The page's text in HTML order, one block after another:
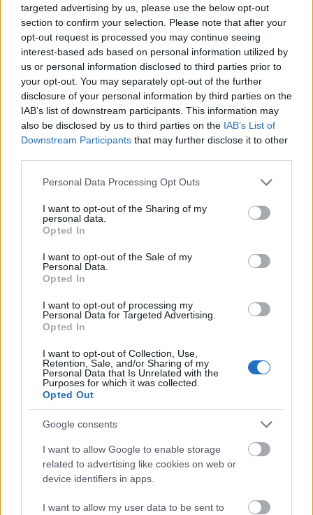
targeted advertising by us, please use the below opt-out
section to confirm your selection. Please note that after your
opt-out request is processed you may continue seeing
interest-based ads based on personal information utilized by
us or personal information disclosed to third parties prior to
your opt-out. You may separately opt-out of the further
disclosure of your personal information by third parties on the
IAB’s list of downstream participants. This information may
also be disclosed by us to third parties on the IAB’s List of
Downstream Participants that may further disclose it to other
Please note that this website/app uses one or more Google
not limited to your visit or usage behaviour. You may click to
grant or deny consent to Google and its third-party tags to
use your data for below specified purposes in below Google
consent section.
Personal Data Processing Opt Outs
I want to opt-out of the Sharing of my
personal data.
Opted In
I want to opt-out of the Sale of my
Personal Data.
Opted In
I want to opt-out of processing my
Personal Data for Targeted Advertising.
Opted In
I want to opt-out of Collection, Use,
Retention, Sale, and/or Sharing of my
Personal Data that Is Unrelated with the
Purposes for which it was collected.
Opted Out
Google consents
I want to allow Google to enable storage
related to advertising like cookies on web or
device identifiers in apps.
I want to allow my user data to be sent to
EU: Át kell alakítani a növényvédő
szerek európai engedélyezését a
beporzók érdekében
Greenpeace 2014. április 11.
Fontos méhegészségügyi konferenciát tartottak a
héten Brüsszelben. Hivatalosan is kiderült: a most
piacon lévő növényvédő szerekről nem mondható el,
hogy biztonságosak lennének a méhekre nézve.
van a kihalás…
Az alultápláltság, a méhek és az
élelmezési világnap
Toma001•2013. október 16.
Az élelmezési világnap alkalmából az Élelmezésügyi
és Mezőgazdasági Világszervezet (FAO) ismét
mindig súlyosan fenyegeti a világ lakosságát:
minden negyedik 5 évnél fiatalabb gyermeknél
tapasztalható valamilyen fejlődési…